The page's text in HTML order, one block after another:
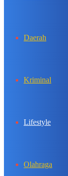
Daerah
Kriminal
Lifestyle
Olahraga